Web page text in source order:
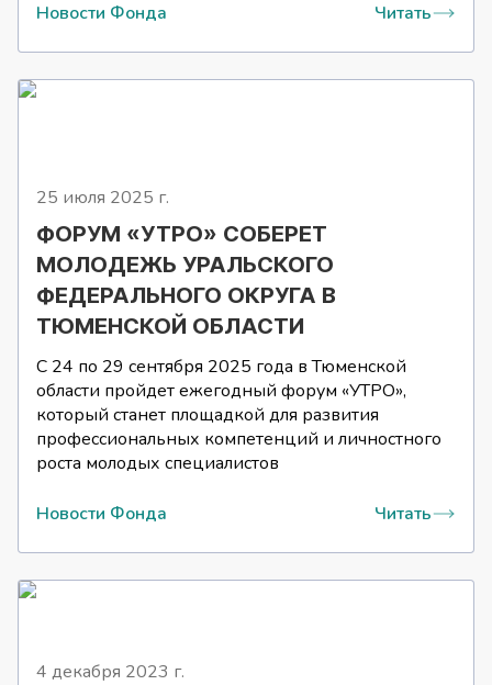
Новости Фонда Читать
25 июля 2025 г.
ФОРУМ «УТРО» СОБЕРЕТ
МОЛОДЕЖЬ УРАЛЬСКОГО
ФЕДЕРАЛЬНОГО ОКРУГА В
ТЮМЕНСКОЙ ОБЛАСТИ
С 24 по 29 сентября 2025 года в Тюменской
области пройдет ежегодный форум «УТРО»,
который станет площадкой для развития
профессиональных компетенций и личностного
роста молодых специалистов
Новости Фонда Читать
4 декабря 2023 г.